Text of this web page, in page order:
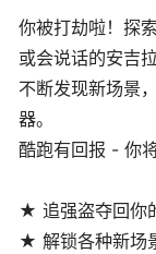
你被打劫啦！探
或会说话的安吉
不断发现新场景
器。
酷跑有回报 - 你
★ 追强盗夺回你
★ 解锁各种新场